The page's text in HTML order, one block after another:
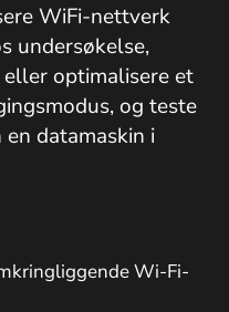
WiFi-nettverk
undersøkelse,
optimalisere et
og teste
datamaskin i
Wi-Fi-